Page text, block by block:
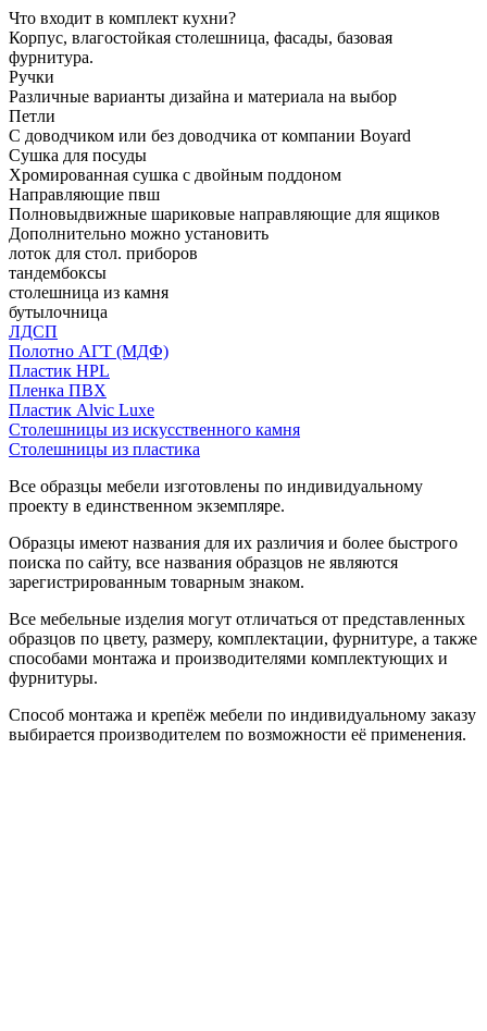
Что входит в комплект кухни?
Корпус, влагостойкая столешница, фасады, базовая
фурнитура.
Ручки
Различные варианты дизайна и материала на выбор
Петли
С доводчиком или без доводчика от компании Boyard
Сушка для посуды
Хромированная сушка с двойным поддоном
Направляющие пвш
Полновыдвижные шариковые направляющие для ящиков
Дополнительно можно установить
лоток для стол. приборов
тандембоксы
столешница из камня
бутылочница
ЛДСП
Полотно АГТ (МДФ)
Пластик HPL
Пленка ПВХ
Пластик Alvic Luxe
Столешницы из искусственного камня
Столешницы из пластика
Все образцы мебели изготовлены по индивидуальному
проекту в единственном экземпляре.
Образцы имеют названия для их различия и более быстрого
поиска по сайту, все названия образцов не являются
зарегистрированным товарным знаком.
Все мебельные изделия могут отличаться от представленных
образцов по цвету, размеру, комплектации, фурнитуре, а также
способами монтажа и производителями комплектующих и
фурнитуры.
Способ монтажа и крепёж мебели по индивидуальному заказу
выбирается производителем по возможности её применения.